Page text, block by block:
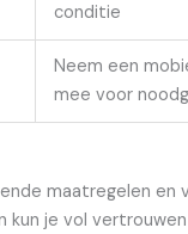
conditie
Neem een
mee voor
maatregelen en
kun je vol